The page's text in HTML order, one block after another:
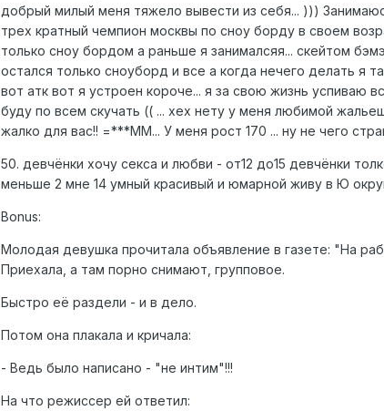
добрый милый меня тяжело вывести из себя... )))
трех кратный чемпион москвы по сноу борду в своем
только сноу бордом а раньше я занималсяя... скейтом
остался только сноуборд и все а когда нечего делать я
вот атк вот я устроен короче... я за свою жизнь успиваю
буду по всем скучать (( ... хех нету у меня любимой
жалко для вас!! =***ММ... У меня рост 170 ... ну не чего
50. девчёнки хочу секса и любви - от12 до15 девчёнки
меньше 2 мне 14 умный красивый и юмарной живу в Ю
Bonus:
Молодая девушка прочитала объявление в газете: "На
Приехала, а там порно снимают, групповое.
Быстро её раздели - и в дело.
Потом она плакала и кричала:
- Ведь было написано - "не интим"!!!
На что режиссер ей ответил: